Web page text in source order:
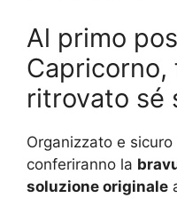
Al primo
Capricorno,
ritrovato sé
Organizzato e
conferiranno la
soluzione originale